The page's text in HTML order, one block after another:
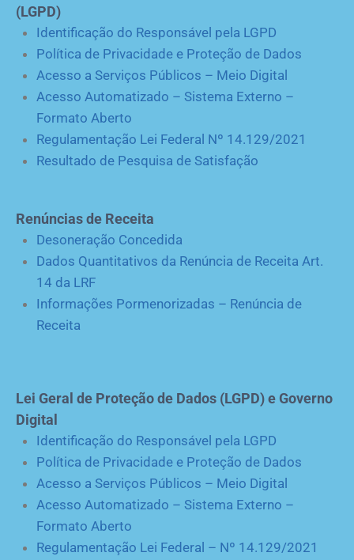
(LGPD)
Identificação do Responsável pela LGPD
Política de Privacidade e Proteção de Dados
Acesso a Serviços Públicos – Meio Digital
Acesso Automatizado – Sistema Externo –
Formato Aberto
Regulamentação Lei Federal Nº 14.129/2021
Resultado de Pesquisa de Satisfação
Renúncias de Receita
Desoneração Concedida
Dados Quantitativos da Renúncia de Receita Art.
14 da LRF
Informações Pormenorizadas – Renúncia de
Receita
Lei Geral de Proteção de Dados (LGPD) e Governo
Digital
Identificação do Responsável pela LGPD
Política de Privacidade e Proteção de Dados
Acesso a Serviços Públicos – Meio Digital
Acesso Automatizado – Sistema Externo –
Formato Aberto
Regulamentação Lei Federal – Nº 14.129/2021